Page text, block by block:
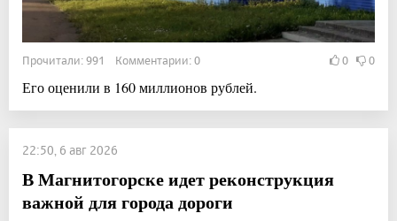
Прочитали: 991 Комментарии: 0 0 0
Его оценили в 160 миллионов рублей.
22:50, 6 авг 2026
В Магнитогорске идет реконструкция
важной для города дороги